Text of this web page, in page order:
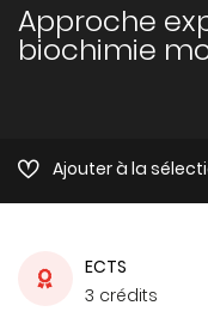
Approche
biochimie
Ajouter à la
ECTS
3 crédits